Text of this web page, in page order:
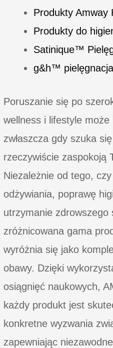
Produkty
Produkty do
Satinique™
g&h™ pielęgnacja
Poruszanie się po
wellness i lifestyle może
zwłaszcza gdy szuka
rzeczywiście zaspokoją
Niezależnie od tego,
odżywiania, poprawę
utrzymanie zdrowszego
zróżnicowana gama
wyróżnia się jako
obawy. Dzięki
osiągnięć naukowych,
każdy produkt jest
konkretne wyzwania
zapewniając